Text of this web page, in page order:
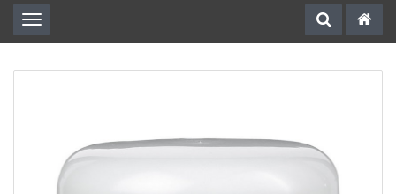
Toggle navigation